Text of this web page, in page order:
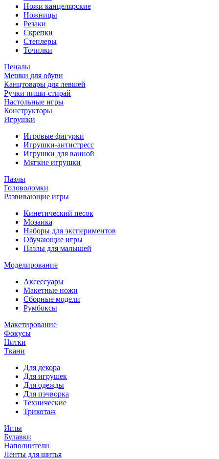
Ножи канцелярские
Ножницы
Резаки
Скрепки
Степлеры
Точилки
Пеналы
Мешки для обуви
Канцтовары для левшей
Ручки пиши-стирай
Настольные игры
Конструкторы
Игрушки
Игровые фигурки
Игрушки-антистресс
Игрушки для ванной
Мягкие игрушки
Пазлы
Головоломки
Развивающие игры
Кинетический песок
Мозаика
Наборы для экспериментов
Обучающие игры
Пазлы для малышей
Моделирование
Аксессуары
Макетные ножи
Сборные модели
Румбоксы
Макетирование
Фокусы
Нитки
Ткани
Для декора
Для игрушек
Для одежды
Для пэчворка
Технические
Трикотаж
Иглы
Булавки
Наполнители
Ленты для шитья